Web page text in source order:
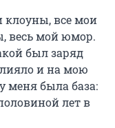
все мои
весь мой юмор.
был заряд
и на мою
меня была база:
лет в